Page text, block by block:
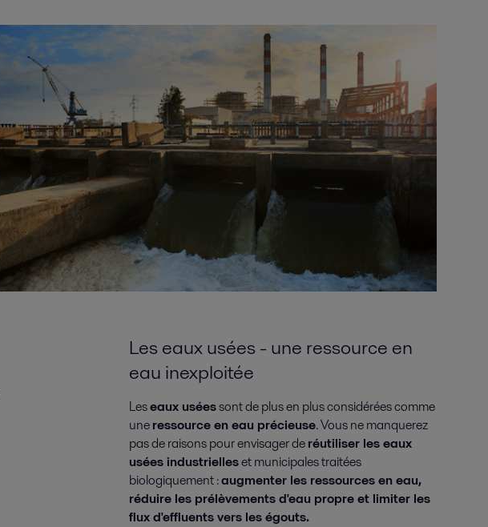
Les eaux usées - une ressource en
eau inexploitée
Leseaux uséessont de plus en plus considérées comme
uneressource en eau précieuse. Vous ne manquerez
pas de raisons pour envisager deréutiliser les eaux
usées industrielleset municipales traitées
biologiquement :augmenter les ressources en eau,
réduire les prélèvements d'eau propre et limiter les
flux d'effluents vers les égouts.